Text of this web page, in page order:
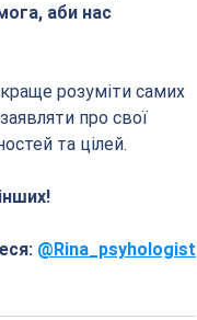
аби нас
розуміти самих
про свої
та цілей.
@Rina_psyhologist